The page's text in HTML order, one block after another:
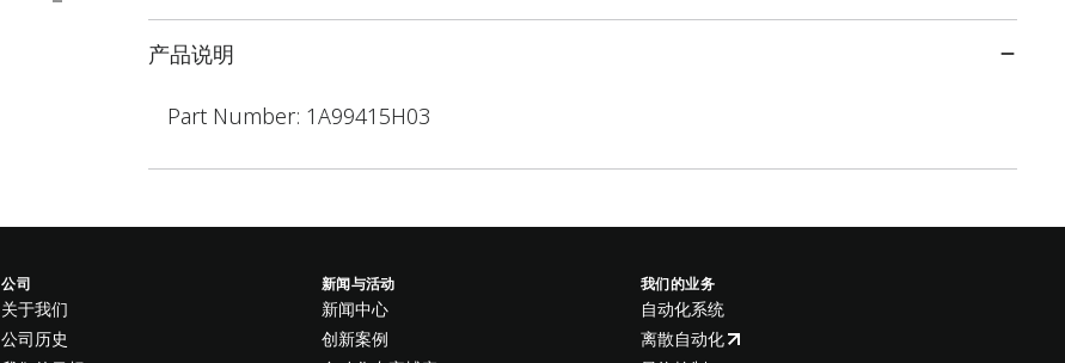
产品说明
Part Number: 1A99415H03
公司
关于我们
公司历史
新闻与活动
新闻中心
创新案例
我们的业务
自动化系统
离散自动化